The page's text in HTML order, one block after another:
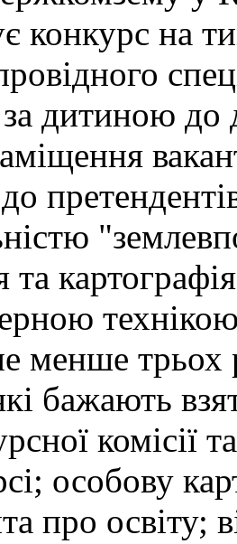
конкурс на
дитиною до
та
менше трьох
бажають
комісії
особову
про освіту;